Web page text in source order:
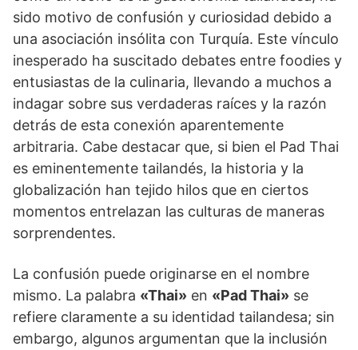
sido motivo de confusión y curiosidad debido a
una asociación insólita con Turquía. Este vínculo
inesperado ha suscitado debates entre foodies y
entusiastas de la culinaria, llevando a muchos a
indagar sobre sus verdaderas raíces y la razón
detrás de esta conexión aparentemente
arbitraria. Cabe destacar que, si bien el Pad Thai
es eminentemente tailandés, la historia y la
globalización han tejido hilos que en ciertos
momentos entrelazan las culturas de maneras
sorprendentes.
La confusión puede originarse en el nombre
mismo. La palabra «Thai» en «Pad Thai» se
refiere claramente a su identidad tailandesa; sin
embargo, algunos argumentan que la inclusión